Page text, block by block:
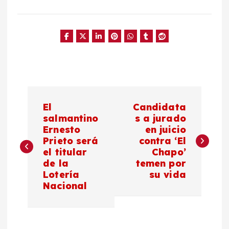
v
El
salmantino
Ernesto
Prieto será
el titular
de la
Lotería
Nacional
Candidata
s a jurado
en juicio
contra ‘El
Chapo’
temen por
su vida